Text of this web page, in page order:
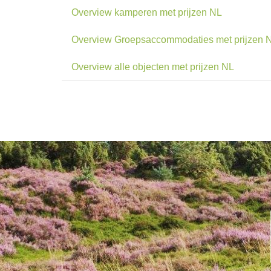
Overview kamperen met prijzen NL
Overview Groepsaccommodaties met prijzen
Overview alle objecten met prijzen NL